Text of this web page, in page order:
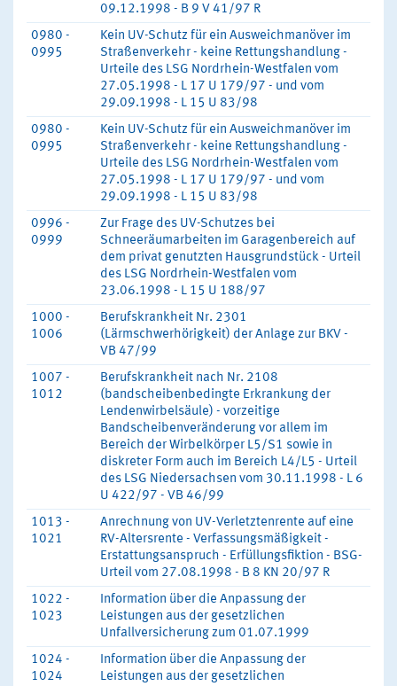
09.12.1998 - B 9 V 41/97 R
0980 -
0995
Kein UV-Schutz für ein Ausweichmanöver im
Straßenverkehr - keine Rettungshandlung -
Urteile des LSG Nordrhein-Westfalen vom
27.05.1998 - L 17 U 179/97 - und vom
29.09.1998 - L 15 U 83/98
0980 -
0995
Kein UV-Schutz für ein Ausweichmanöver im
Straßenverkehr - keine Rettungshandlung -
Urteile des LSG Nordrhein-Westfalen vom
27.05.1998 - L 17 U 179/97 - und vom
29.09.1998 - L 15 U 83/98
0996 -
0999
Zur Frage des UV-Schutzes bei
Schneeräumarbeiten im Garagenbereich auf
dem privat genutzten Hausgrundstück - Urteil
des LSG Nordrhein-Westfalen vom
23.06.1998 - L 15 U 188/97
1000 -
1006
Berufskrankheit Nr. 2301
(Lärmschwerhörigkeit) der Anlage zur BKV -
VB 47/99
1007 -
1012
Berufskrankheit nach Nr. 2108
(bandscheibenbedingte Erkrankung der
Lendenwirbelsäule) - vorzeitige
Bandscheibenveränderung vor allem im
Bereich der Wirbelkörper L5/S1 sowie in
diskreter Form auch im Bereich L4/L5 - Urteil
des LSG Niedersachsen vom 30.11.1998 - L 6
U 422/97 - VB 46/99
1013 -
1021
Anrechnung von UV-Verletztenrente auf eine
RV-Altersrente - Verfassungsmäßigkeit -
Erstattungsanspruch - Erfüllungsfiktion - BSG-
Urteil vom 27.08.1998 - B 8 KN 20/97 R
1022 -
1023
Information über die Anpassung der
Leistungen aus der gesetzlichen
Unfallversicherung zum 01.07.1999
1024 -
1024
Information über die Anpassung der
Leistungen aus der gesetzlichen